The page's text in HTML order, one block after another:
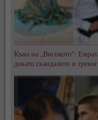
Къна на „Високото":
докато скандалите и